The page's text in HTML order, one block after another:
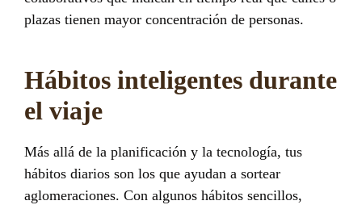
plazas tienen mayor concentración de personas.
Hábitos inteligentes durante
el viaje
Más allá de la planificación y la tecnología, tus
hábitos diarios son los que ayudan a sortear
aglomeraciones. Con algunos hábitos sencillos,